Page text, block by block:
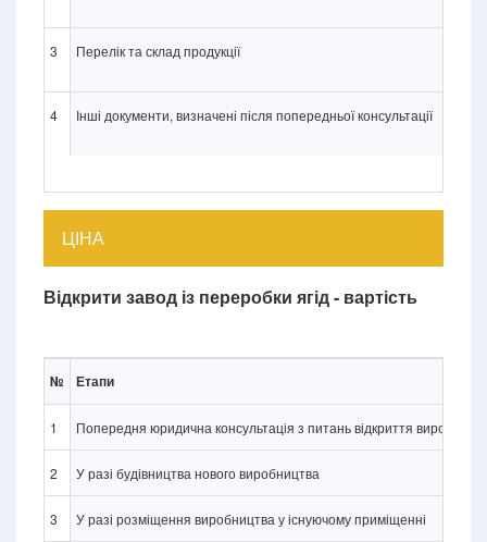
3 Перелік та склад продукції
4 Інші документи, визначені після попередньої консультації
ЦІНА
Відкрити завод із переробки ягід - вартість
№ Етапи
1 Попередня юридична консультація з питань відкриття
2 У разі будівництва нового виробництва
3 У разі розміщення виробництва у існуючому приміщенні